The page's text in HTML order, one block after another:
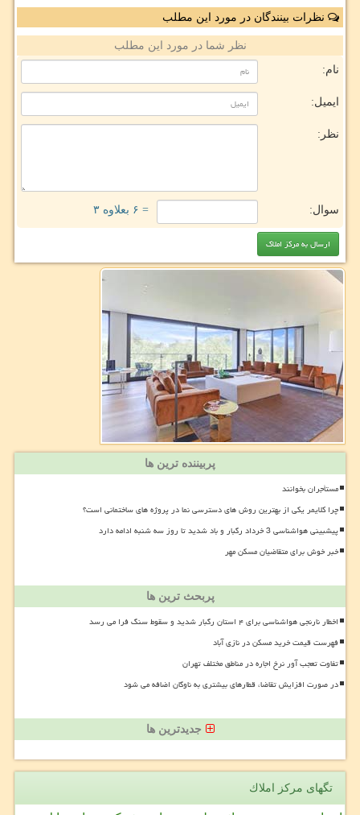
نظرات بینندگان در مورد این مطلب
نظر شما در مورد این مطلب
نام:
ایمیل:
نظر:
سوال: = ۶ بعلاوه ۳
پربیننده ترین ها
مستأجران بخوانند
چرا کلایمر یکی از بهترین روش های دسترسی نما در پروژه های ساختمانی است؟
پیشبینی هواشناسی 3 خرداد رگبار و باد شدید تا روز سه شنبه ادامه دارد
خبر خوش برای متقاضیان مسکن مهر
پربحث ترین ها
اخطار نارنجی هواشناسی برای ۴ استان رگبار شدید و سقوط سنگ فرا می رسد
فهرست قیمت خرید مسکن در نازی آباد
تفاوت تعجب آور نرخ اجاره در مناطق مختلف تهران
در صورت افزایش تقاضا، قطارهای بیشتری به ناوگان اضافه می شود
جدیدترین ها
تگهای مركز املاك